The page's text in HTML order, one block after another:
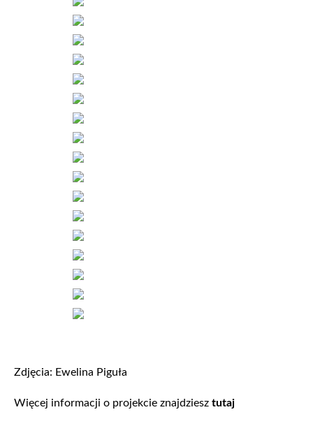
Zdjęcia: Ewelina Piguła
Więcej informacji o projekcie znajdziesz tutaj